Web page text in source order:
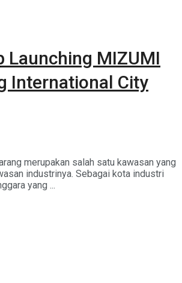
Launching MIZUMI
International City
merupakan salah satu kawasan yang
industrinya. Sebagai kota industri
yang ...